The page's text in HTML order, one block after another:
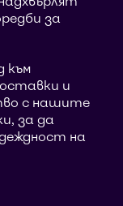
за
към
и
с нашите
за да
на